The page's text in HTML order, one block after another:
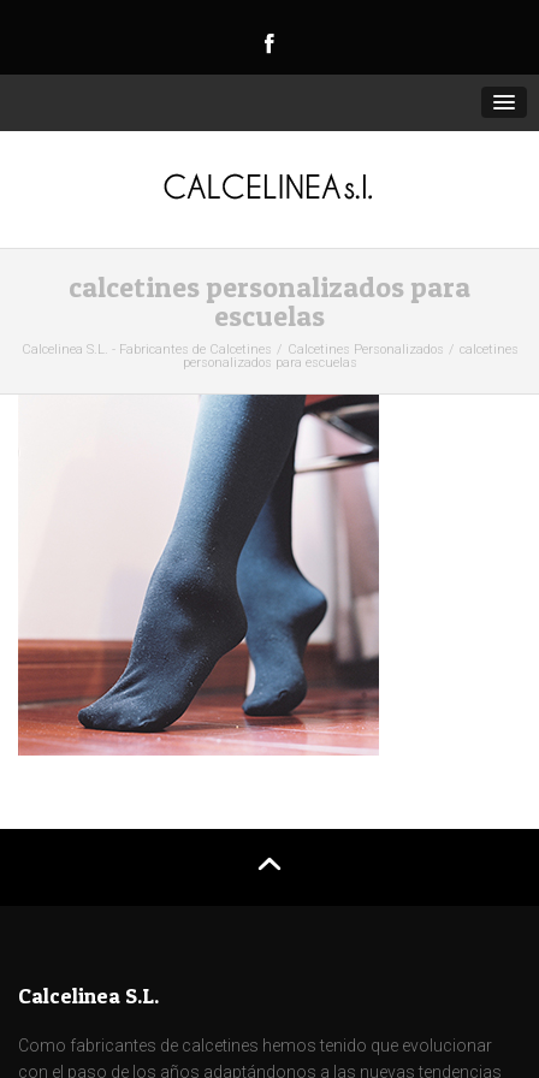
calcetines personalizados para
escuelas
Calcelinea S.L. - Fabricantes de Calcetines Calcetines Personalizados
calcetines
personalizados para escuelas
Calcelinea S.L.
Como fabricantes de calcetines hemos tenido que evolucionar
con el paso de los años adaptándonos a las nuevas tendencias